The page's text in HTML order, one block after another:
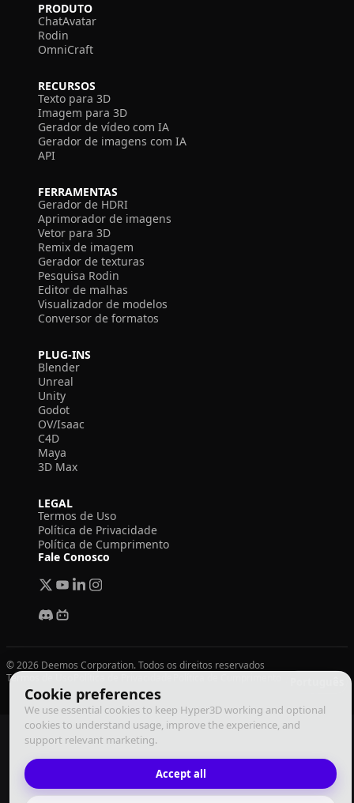
Cookie preferences
We use essential cookies to keep Hyper3D working and optional
cookies to understand usage, improve the experience, and
support relevant marketing.
Accept all
PRODUTO
ChatAvatar
Rodin
OmniCraft
RECURSOS
Texto para 3D
Imagem para 3D
Gerador de vídeo com IA
Gerador de imagens com IA
API
FERRAMENTAS
Gerador de HDRI
Aprimorador de imagens
Vetor para 3D
Remix de imagem
Gerador de texturas
Pesquisa Rodin
Editor de malhas
Visualizador de modelos
Conversor de formatos
PLUG-INS
Blender
Unreal
Unity
Godot
OV/Isaac
C4D
Maya
3D Max
LEGAL
Termos de Uso
Política de Privacidade
Política de Cumprimento
Fale Conosco
© 2026 Deemos Corporation. Todos os direitos reservados
Termos de Uso